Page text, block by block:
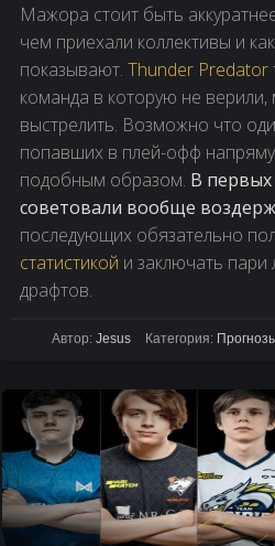
Мажора стоит быть
чем приехали коллективы и
показывают. Thunder Predator
команда в которую не
выстрелить. Возможно что
попавших в плей-офф
подобным образом. В
советовали вообще
последующих обязательно
статистикой и заключать
драфтов.
Автор: Jesus Категория: